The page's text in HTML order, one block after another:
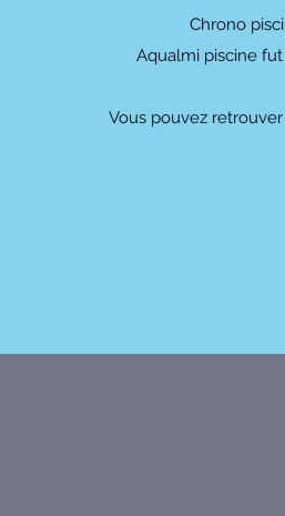
Chrono
Aqualmi piscine
Vous pouvez